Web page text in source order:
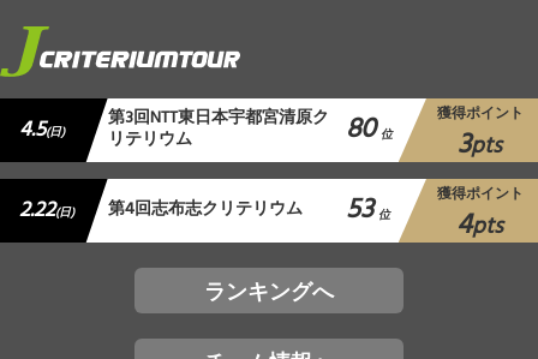
4.5(日) 第3回NTT東日本宇都宮清原ク
リテリウム 80 位
獲得ポイント
3pts
2.22(日) 第4回志布志クリテリウム 53 位
獲得ポイント
4pts
ランキングへ